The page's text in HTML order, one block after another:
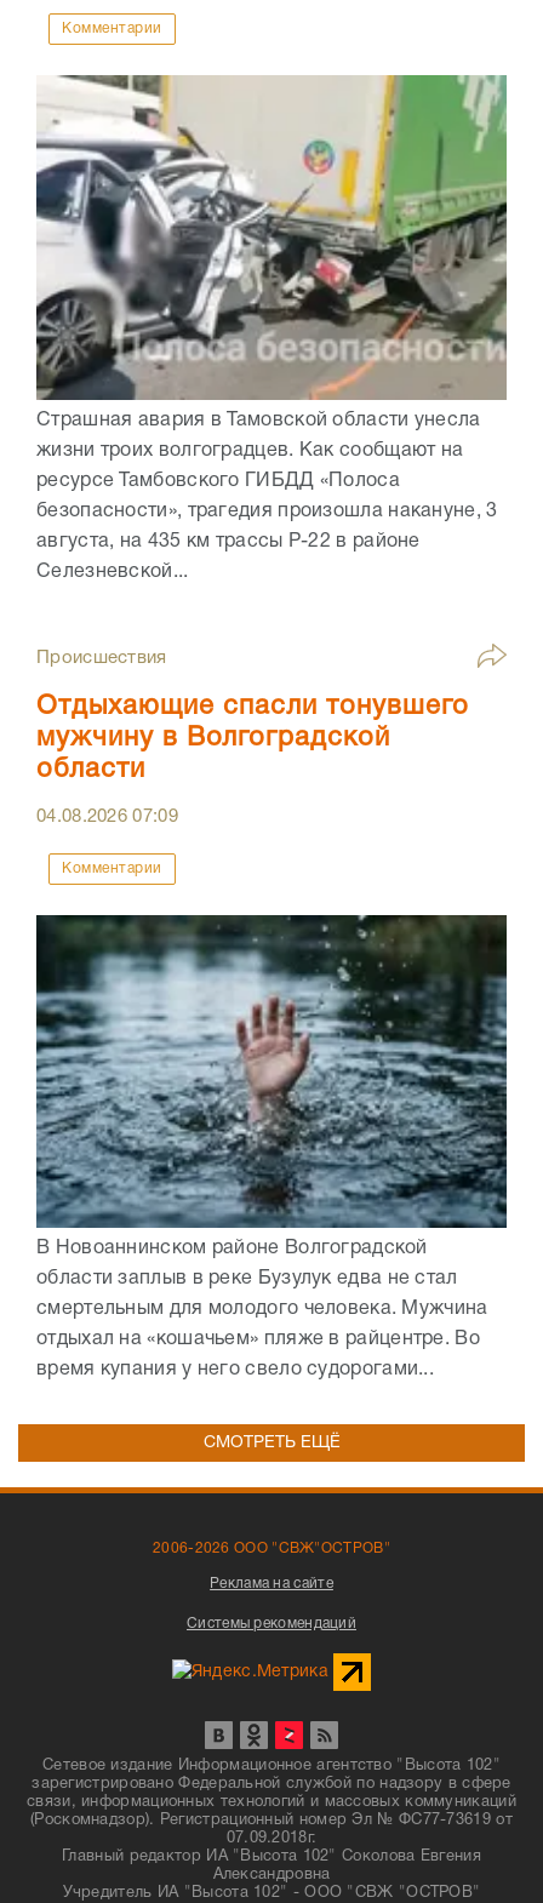
Комментарии
Страшная авария в Тамовской области унесла
жизни троих волгоградцев. Как сообщают на
ресурсе Тамбовского ГИБДД «Полоса
безопасности», трагедия произошла накануне, 3
августа, на 435 км трассы Р-22 в районе
Селезневской...
Происшествия
Отдыхающие спасли тонувшего
мужчину в Волгоградской
области
04.08.202607:09
Комментарии
В Новоаннинском районе Волгоградской
области заплыв в реке Бузулук едва не стал
смертельным для молодого человека. Мужчина
отдыхал на «кошачьем» пляже в райцентре. Во
время купания у него свело судорогами...
СМОТРЕТЬ ЕЩЁ
2006-2026 ООО "СВЖ"ОСТРОВ"
Реклама на сайте
Системы рекомендаций
Сетевое издание Информационное агентство "Высота 102"
зарегистрировано Федеральной службой по надзору в сфере
связи, информационных технологий и массовых коммуникаций
(Роскомнадзор). Регистрационный номер Эл № ФС77-73619 от
07.09.2018г.
Главный редактор ИА "Высота 102" Соколова Евгения
Александровна
Учредитель ИА "Высота 102" - ООО "СВЖ "ОСТРОВ"